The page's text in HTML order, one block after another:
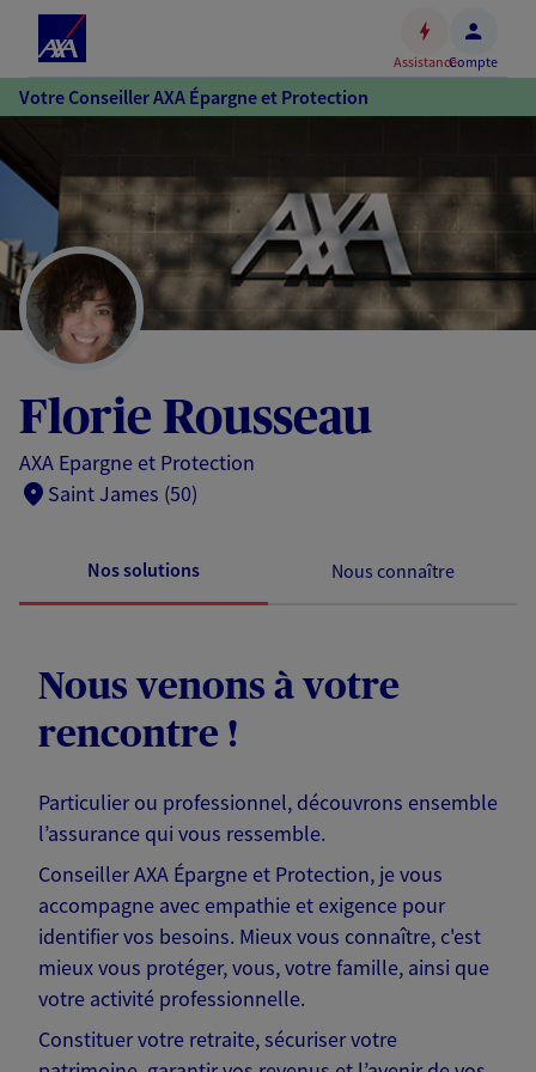
Accéder
au
Accéder
au
pied
de
page
AssistanceCompte
Votre Conseiller AXA Épargne et Protection
Florie Rousseau
AXA Epargne et Protection
Saint James (50)
Nos solutions Nous connaître
Nous venons à votre
rencontre !
Particulier ou professionnel, découvrons ensemble
l’assurance qui vous ressemble.
Conseiller AXA Épargne et Protection, je vous
accompagne avec empathie et exigence pour
identifier vos besoins. Mieux vous connaître, c'est
mieux vous protéger, vous, votre famille, ainsi que
votre activité professionnelle.
Constituer votre retraite, sécuriser votre